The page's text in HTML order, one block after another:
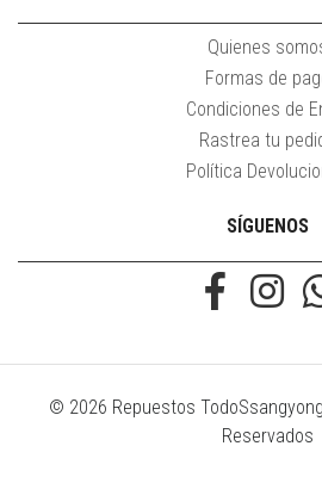
Quienes
Formas de
Condiciones de
Rastrea tu
Política
SÍGUENOS
© 2026 Repuestos
Reservados